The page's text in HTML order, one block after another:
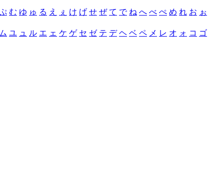
む ゆ ゅ る え ぇ け げ せ ぜ て で ね へ べ ぺ め れ お ぉ
ム ユ ュ ル エ ェ ケ ゲ セ ゼ テ デ ヘ ベ ペ メ レ オ ォ コ ゴ